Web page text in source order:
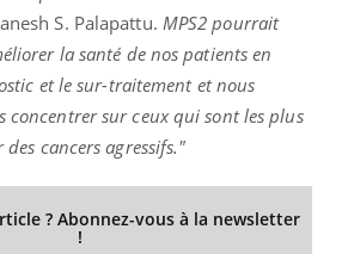
S. Palapattu. MPS2 pourrait
la santé de nos patients en
et le sur-traitement et nous
concentrer sur ceux qui sont les plus
cancers agressifs."
? Abonnez-vous à la newsletter
!